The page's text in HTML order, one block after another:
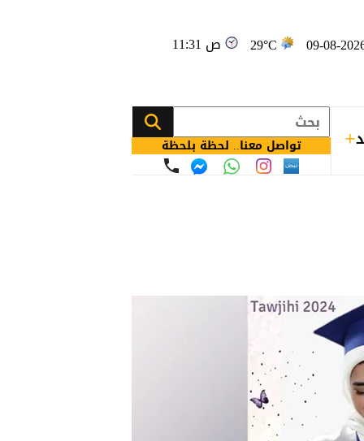
29°C 11:31 ص
تواصل معنا.. لحظة بلحظة